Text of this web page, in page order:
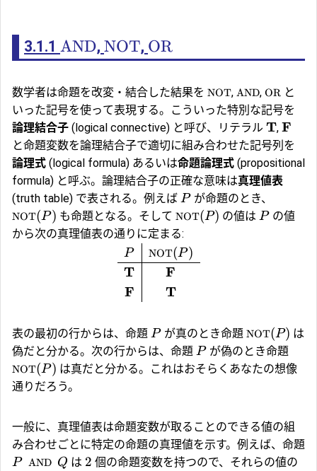
3.1.1 AND, NOT, OR
数学者は命題を改変・結合した結果を NOT, AND, OR と
いった記号を使って表現する。こういった特別な記号を
論理結合子 (logical connective) と呼び、リテラル T, F
と命題変数を論理結合子で適切に組み合わせた記号列を
論理式 (logical formula) あるいは命題論理式 (propositional
formula) と呼ぶ。論理結合子の正確な意味は真理値表
(truth table) で表される。例えば Pが命題のとき、
NOT(P) も命題となる。そして NOT(P) の値はP の値
から次の真理値表の通りに定まる:
P
T
F
NOT(P)
F
T
表の最初の行からは、命題 Pが真のとき命題 NOT(P) は
偽だと分かる。次の行からは、命題 Pが偽のとき命題
NOT(P) は真だと分かる。これはおそらくあなたの想像
通りだろう。
一般に、真理値表は命題変数が取ることのできる値の組
み合わせごとに特定の命題の真理値を示す。例えば、命題
P AND Q は 2 個の命題変数を持つので、それらの値の